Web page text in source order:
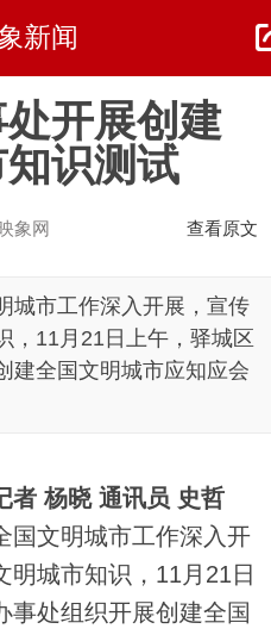
新闻
开展创建
识测试
象网 查看原文
城市工作深入开展，宣传
，11月21日上午，驿城区
建全国文明城市应知应会
者 杨晓 通讯员 史哲
国文明城市工作深入开
明城市知识，11月21日
事处组织开展创建全国